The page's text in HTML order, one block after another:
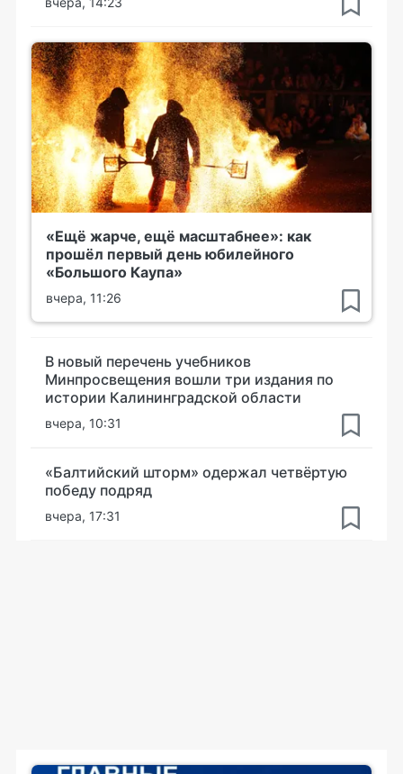
«Ещё жарче, ещё масштабнее»: как
прошёл первый день юбилейного
«Большого Каупа»
вчера, 11:26
В новый перечень учебников
Минпросвещения вошли три издания по
истории Калининградской области
вчера, 10:31
«Балтийский шторм» одержал четвёртую
победу подряд
вчера, 17:31